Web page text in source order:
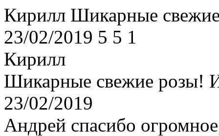
Кирилл Шикарные
23/02/2019 5 5 1
Кирилл
Шикарные свежие розы!
23/02/2019
Андрей спасибо